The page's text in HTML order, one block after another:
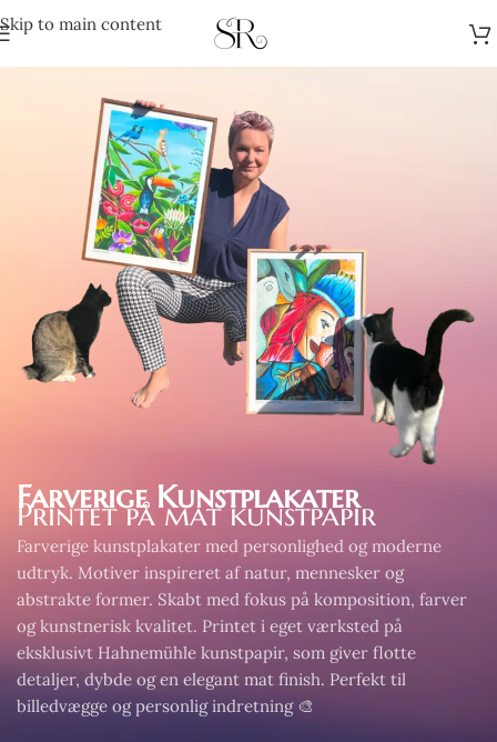
Skip to main content
Farverige Kunstplakater
Printet på mat kunstpapir
Farverige kunstplakater med personlighed og moderne
udtryk. Motiver inspireret af natur, mennesker og
abstrakte former. Skabt med fokus på komposition, farver
og kunstnerisk kvalitet. Printet i eget værksted på
eksklusivt Hahnemühle kunstpapir, som giver flotte
detaljer, dybde og en elegant mat finish. Perfekt til
billedvægge og personlig indretning 🎨